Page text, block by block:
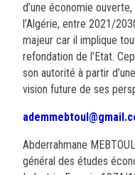
d’une économie
l’Algérie, entre 2021/
majeur car il implique
refondation de l’Etat.
son autorité à partir
vision future de ses
Abderrahmane
général des études